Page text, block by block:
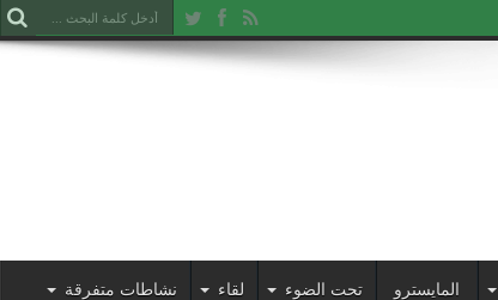
المايسترو تحت الضوء لقاء نشاطات متفرقة